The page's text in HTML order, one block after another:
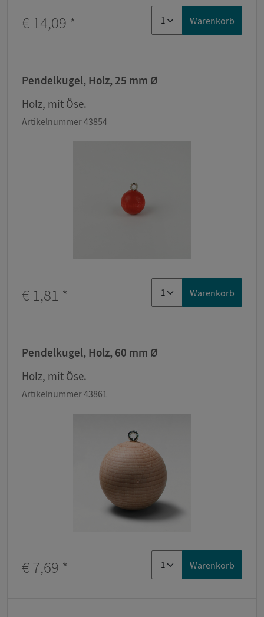
€ 14,09 * Warenkorb
Pendelkugel, Holz, 25 mm Ø
Holz, mit Öse.
Artikelnummer 43854
€ 1,81 * Warenkorb
Pendelkugel, Holz, 60 mm Ø
Holz, mit Öse.
Artikelnummer 43861
€ 7,69 * Warenkorb